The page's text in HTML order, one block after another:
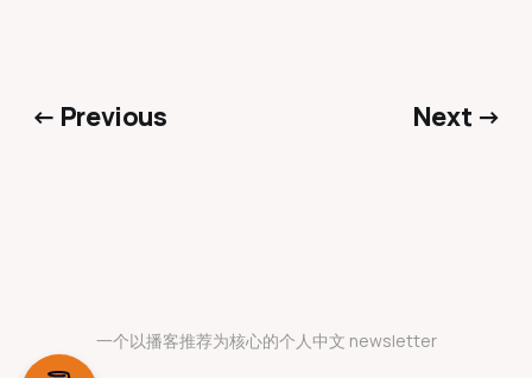
← Previous Next →
一个以播客推荐为核心的个人中文 newsletter